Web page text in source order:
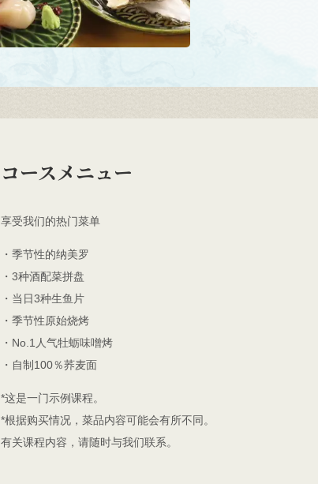
コースメニュー
享受我们的热门菜单
・季节性的纳美罗
・3种酒配菜拼盘
・当日3种生鱼片
・季节性原始烧烤
・No.1人气牡蛎味噌烤
・自制100％荞麦面
*这是一门示例课程。
*根据购买情况，菜品内容可能会有所不同。
有关课程内容，请随时与我们联系。